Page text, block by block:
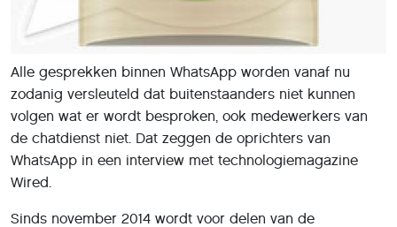
Alle gesprekken binnen WhatsApp worden vanaf nu
zodanig versleuteld dat buitenstaanders niet kunnen
volgen wat er wordt besproken, ook medewerkers van
de chatdienst niet. Dat zeggen de oprichters van
WhatsApp in een interview met technologiemagazine
Wired.
Sinds november 2014 wordt voor delen van de